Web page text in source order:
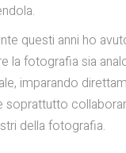
questi anni ho
la fotografia sia
imparando
soprattutto
della fotografia.